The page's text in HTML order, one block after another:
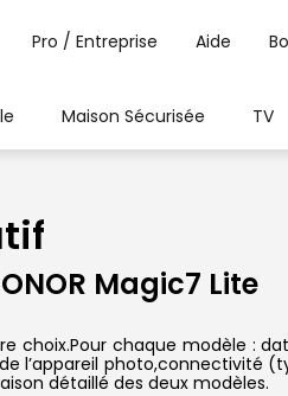
Pro / Entreprise Aide
Maison Sécurisée TV
Magic7 Lite
choix.Pour chaque modèle :
photo,connectivité
détaillé des deux modèles.